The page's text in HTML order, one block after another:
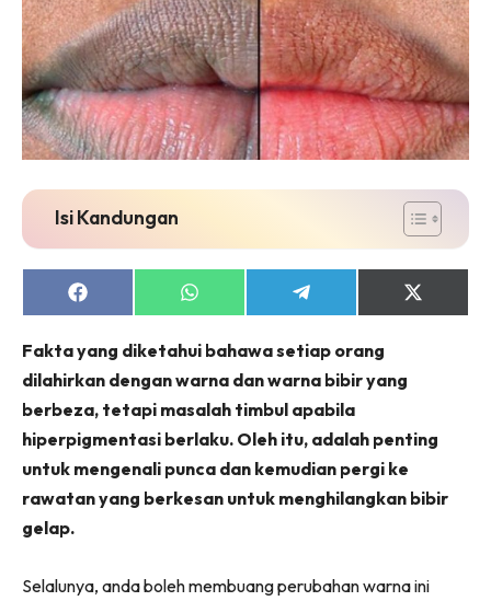
Isi Kandungan
Share
on
Share
on
Share
on
Share
on
Fakta yang diketahui bahawa setiap orang
dilahirkan dengan warna dan warna bibir yang
berbeza, tetapi masalah timbul apabila
hiperpigmentasi berlaku. Oleh itu, adalah penting
untuk mengenali punca dan kemudian pergi ke
rawatan yang berkesan untuk menghilangkan bibir
gelap.
Selalunya, anda boleh membuang perubahan warna ini